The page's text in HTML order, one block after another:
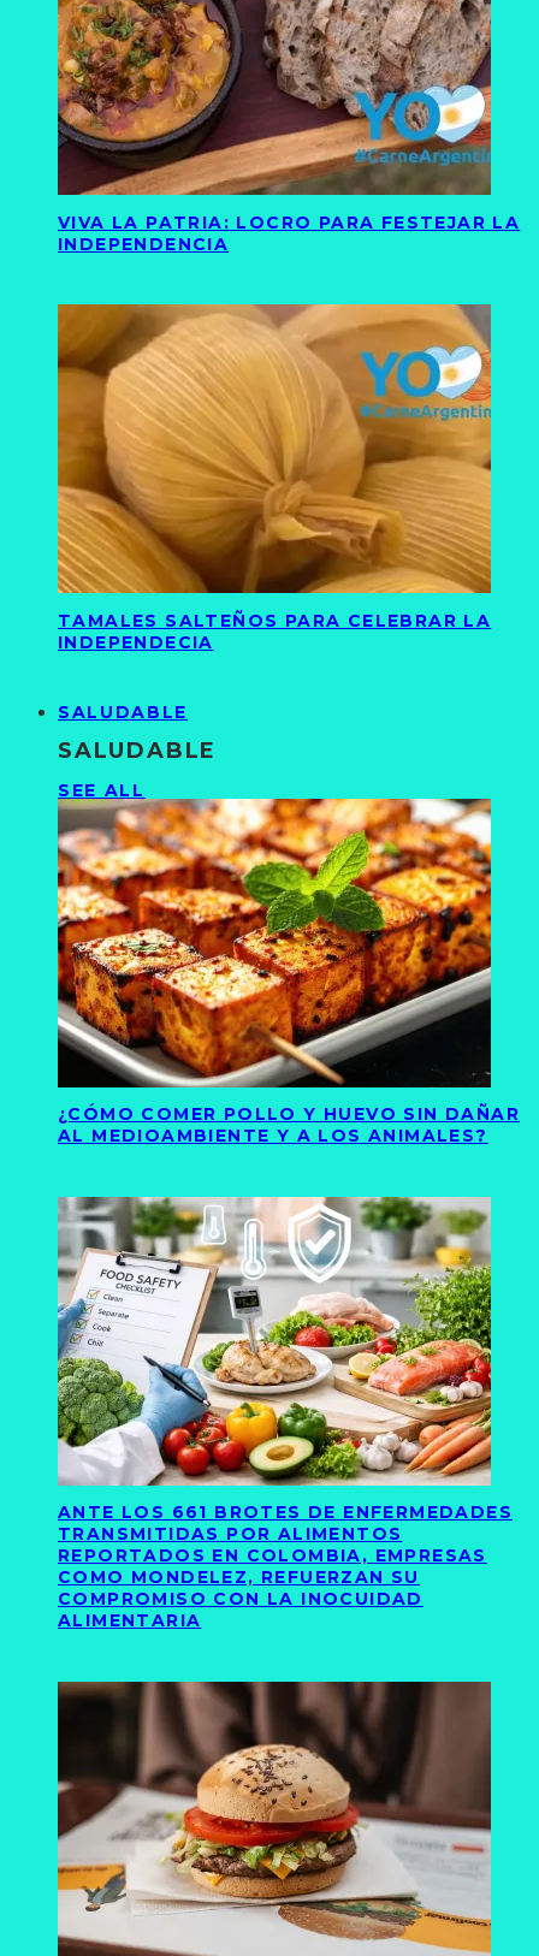
VIVA LA PATRIA: LOCRO PARA FESTEJAR LA
INDEPENDENCIA
TAMALES SALTEÑOS PARA CELEBRAR LA
INDEPENDECIA
SALUDABLE
SALUDABLE
SEE ALL
¿CÓMO COMER POLLO Y HUEVO SIN DAÑAR
AL MEDIOAMBIENTE Y A LOS ANIMALES?
ANTE LOS 661 BROTES DE ENFERMEDADES
TRANSMITIDAS POR ALIMENTOS
REPORTADOS EN COLOMBIA, EMPRESAS
COMO MONDELEZ, REFUERZAN SU
COMPROMISO CON LA INOCUIDAD
ALIMENTARIA